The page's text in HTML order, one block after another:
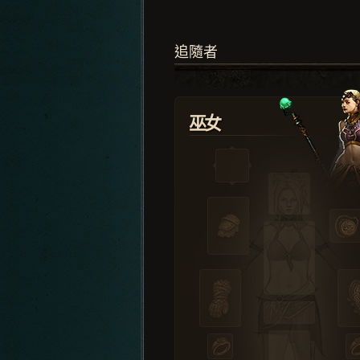
追隨者
巫女